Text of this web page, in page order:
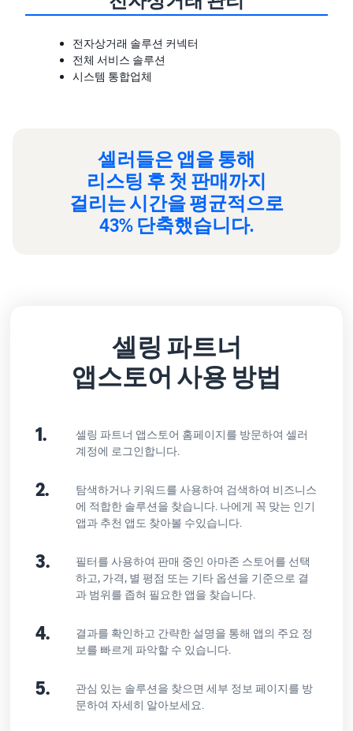
전자상거래 솔루션 커넥터
전체 서비스 솔루션
시스템 통합업체
셀러들은 앱을 통해
리스팅 후 첫 판매까지
걸리는 시간을 평균적으로
43% 단축했습니다.
셀링 파트너
앱스토어 사용 방법
1.
셀링 파트너 앱스토어 홈페이지를 방문하여 셀러
계정에 로그인합니다.
2.
탐색하거나 키워드를 사용하여 검색하여 비즈니스
에 적합한 솔루션을 찾습니다. 나에게 꼭 맞는 인기
앱과 추천 앱도 찾아볼 수있습니다.
3.
필터를 사용하여 판매 중인 아마존 스토어를 선택
하고, 가격, 별 평점 또는 기타 옵션을 기준으로 결
과 범위를 좁혀 필요한 앱을 찾습니다.
4.
결과를 확인하고 간략한 설명을 통해 앱의 주요 정
보를 빠르게 파악할 수 있습니다.
5.
관심 있는 솔루션을 찾으면 세부 정보 페이지를 방
문하여 자세히 알아보세요.